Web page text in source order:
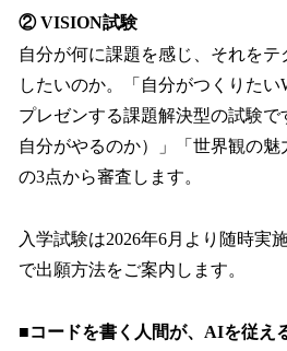
② VISION試験
自分が何に課題を感じ、それを
したいのか。「自分がつくりたい
プレゼンする課題解決型の試験で
自分がやるのか）」「世界観の魅
の3点から審査します。
入学試験は2026年6月より随時実
で出願方法をご案内します。
■コードを書く人間が、AIを従え